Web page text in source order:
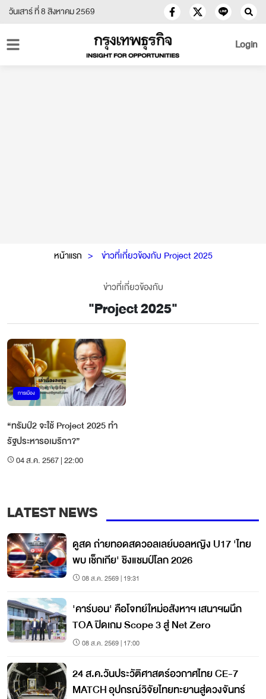
วันเสาร์ ที่ 8 สิงหาคม 2569
Login
หน้าแรก ข่าวที่เกี่ยวข้องกับ Project 2025
ข่าวที่เกี่ยวข้องกับ
"Project 2025"
การเมือง
“ทรัมป์2 จะใช้ Project 2025 ทำ
รัฐประหารอเมริกา?”
04 ส.ค. 2567 | 22:00
LATEST NEWS
ดูสด ถ่ายทอดสดวอลเลย์บอลหญิง U17 'ไทย
พบ เช็กเกีย' ชิงแชมป์โลก 2026
08 ส.ค. 2569 | 19:31
'คาร์บอน' คือโจทย์ใหม่อสังหาฯ เสนาฯผนึก
TOA ปิดเกม Scope 3 สู่ Net Zero
08 ส.ค. 2569 | 17:00
24 ส.ค.วันประวัติศาสตร์อวกาศไทย CE-7
MATCH อุปกรณ์วิจัยไทยทะยานสู่ดวงจันทร์